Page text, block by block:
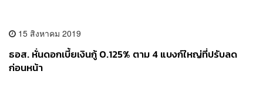
15 สิงหาคม 2019
ธอส. หั่นดอกเบี้ยเงินกู้ 0.125% ตาม 4 แบงก์ใหญ่ที่ปรับลด
ก่อนหน้า